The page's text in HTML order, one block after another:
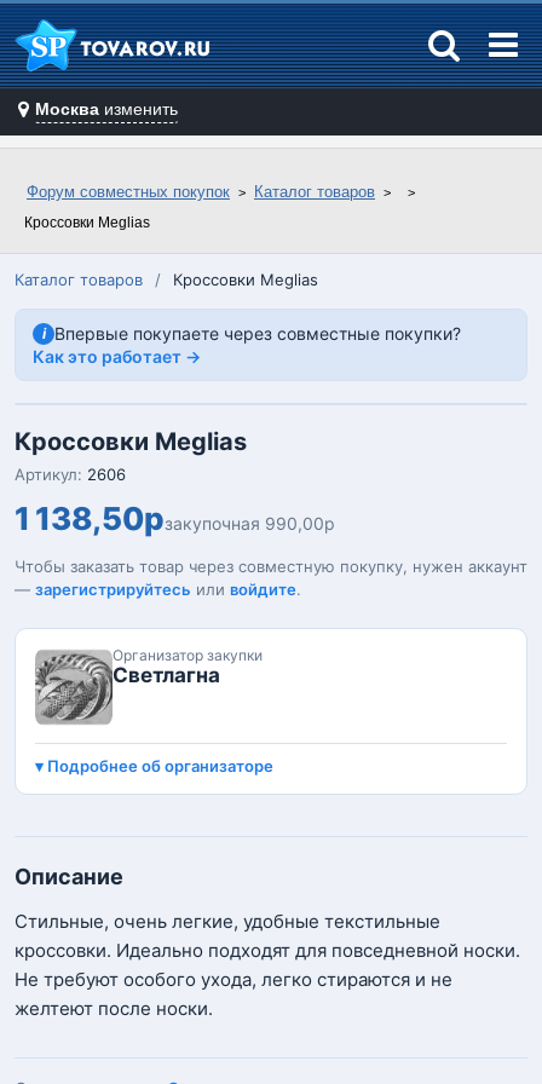
Москва изменить
Форум совместных покупок Каталог товаров
Кроссовки Meglias
Каталог товаров / Кроссовки Meglias
i Впервые покупаете через совместные покупки?
Как это работает →
Кроссовки Meglias
Артикул: 2606
1 138,50рзакупочная 990,00р
Чтобы заказать товар через совместную покупку, нужен аккаунт
— зарегистрируйтесь или войдите.
Организатор закупки
Светлагна
Подробнее об организаторе
Описание
Стильные, очень легкие, удобные текстильные
кроссовки. Идеально подходят для повседневной носки.
Не требуют особого ухода, легко стираются и не
желтеют после носки.